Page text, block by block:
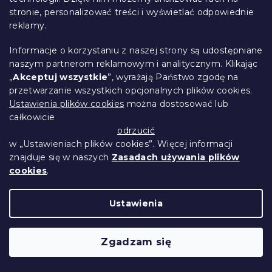
stronie, personalizować treści i wyświetlać odpowiednie
reklamy.
Informacje o korzystaniu z naszej strony są udostępniane
naszym partnerom reklamowym i analitycznym. Klikając
„Akceptuj wszystkie”, wyrażają Państwo zgodę na
przetwarzanie wszystkich opcjonalnych plików cookies.
Ustawienia plików cookies można dostosować lub
całkowicie
odrzucić
w „Ustawieniach plików cookies”. Więcej informacji
znajduje się w naszych Zasadach używania plików
cookies.
Ustawienia
Zgadzam się
2 007 zł Do Koszyka
Wypróbuj w AR ❖
Niebieska rozkładana sofa narożna
ZENOVA 220x140 cm, dwustronna
14 dni